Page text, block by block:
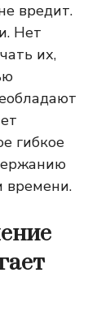
вредит.
Нет
их,
гибкое
времени.